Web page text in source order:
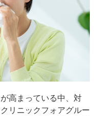
高まっている中、対
リニックフォアグルー